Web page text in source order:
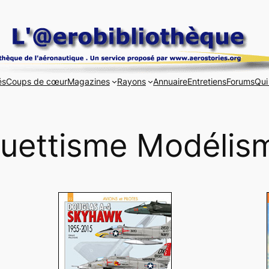
Coups de cœurMagazines Rayons AnnuaireEntretiensForums